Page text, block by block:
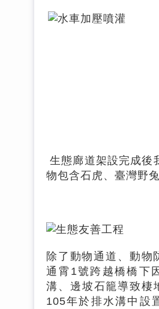
生態廊道架設完成後
物包含石虎、臺灣野
除了動物通道、動物
通霄1號跨越橋橋下
溝、邊坡石籠導致棲
105年於排水溝中設